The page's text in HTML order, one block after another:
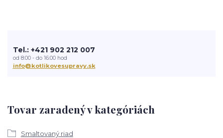
Tovar zaradený v kategóriách
Smaltovaný riad
Tel.: +421 902 212 007
od 8:00 - do 16:00 hod
info@kotlikovesupravy.sk